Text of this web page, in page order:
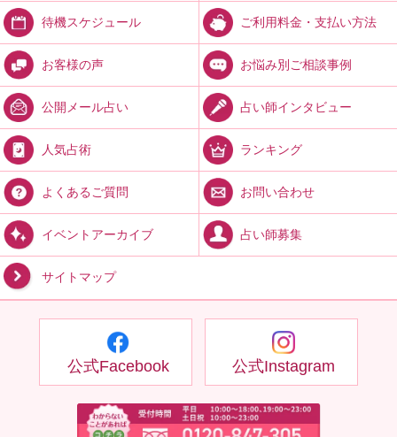
待機スケジュール ご利用料金・支払い方法
お客様の声 お悩み別ご相談事例
公開メール占い 占い師インタビュー
人気占術 ランキング
よくあるご質問 お問い合わせ
イベントアーカイブ 占い師募集
サイトマップ
公式Facebook 公式Instagram